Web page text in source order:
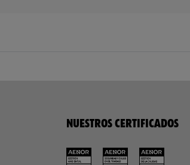
NUESTROS CERTIFICADOS